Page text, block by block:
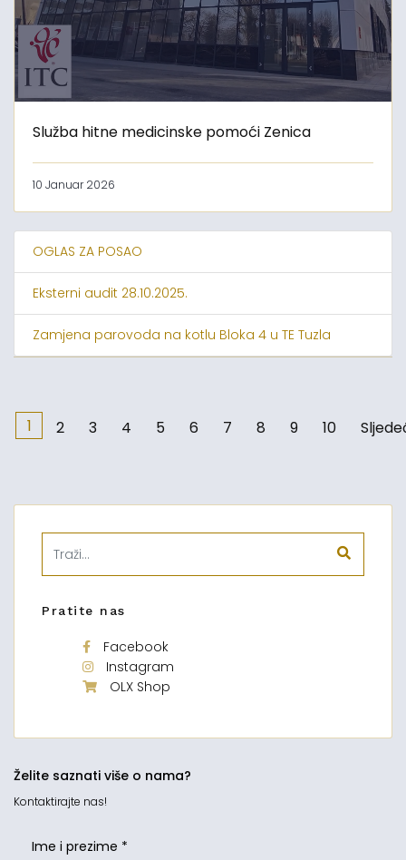
Služba hitne medicinske pomoći Zenica
10 Januar 2026
OGLAS ZA POSAO
Eksterni audit 28.10.2025.
Zamjena parovoda na kotlu Bloka 4 u TE Tuzla
1 2 3 4 5 6 7 8 9 10
Pratite nas
Facebook
Instagram
OLX Shop
Želite saznati više o nama?
Kontaktirajte nas!
Ime i prezime *